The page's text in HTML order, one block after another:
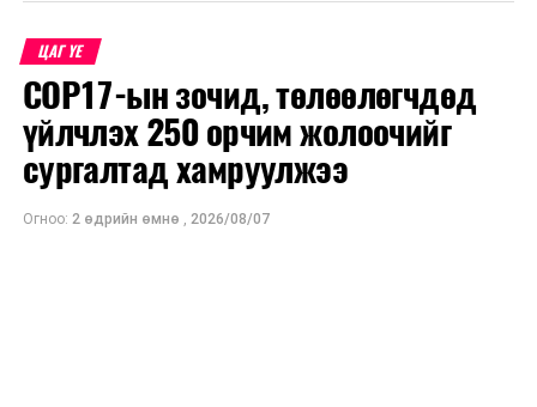
ЦАГ ҮЕ
COP17-ын зочид, төлөөлөгчдөд
үйлчлэх 250 орчим жолоочийг
сургалтад хамруулжээ
Огноо: 2 өдрийн өмнө , 2026/08/07